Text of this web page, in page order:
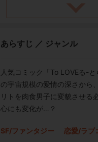
あらすじ ／ ジャンル
人気コミック「To LOVEる-
の宇宙規模の愛情の深さから
リトを肉食男子に変貌させ
心にも変化が…？
SF/ファンタジー 恋愛/ラブ